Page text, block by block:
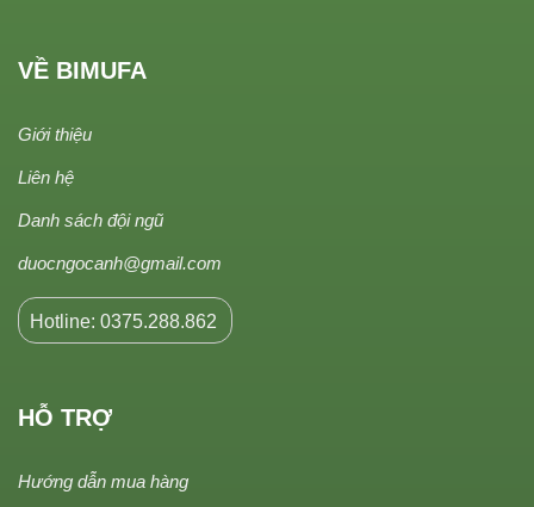
VỀ BIMUFA
Giới thiệu
Liên hệ
Danh sách đội ngũ
duocngocanh@gmail.com
Hotline: 0375.288.862
HỖ TRỢ
Hướng dẫn mua hàng